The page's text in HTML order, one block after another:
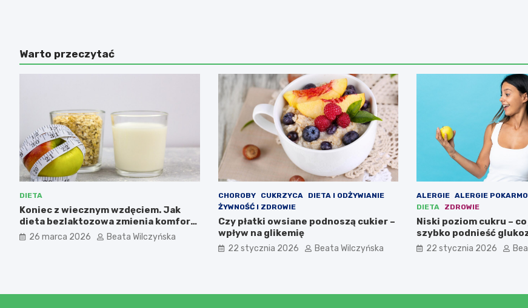
Warto przeczytać
DIETA
Koniec z wiecznym wzdęciem. Jak
dieta bezlaktozowa zmienia komfort
życia i pomaga w redukcji wagi?
26 marca 2026 Beata Wilczyńska
CHOROBY CUKRZYCA
DIETA I ODŻYWIANIE
ŻYWNOŚĆ I ZDROWIE
Czy płatki owsiane podnoszą cukier –
wpływ na glikemię
22 stycznia 2026 Beata Wilczyńska
ALERGIE ALERGIE
DIETA
ZDROWIE
Niski poziom cukru –
szybko podnieść
22 stycznia 2026